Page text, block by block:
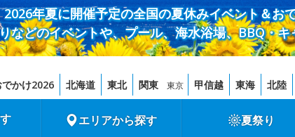
2026年夏に開催予定の全国の夏休みイベント＆お
などのイベントや、プール、海水浴場、BBQ・
かけ2026 北海道 東北 関東 東京 甲信越 東海 北陸
エリアから探す 夏祭り